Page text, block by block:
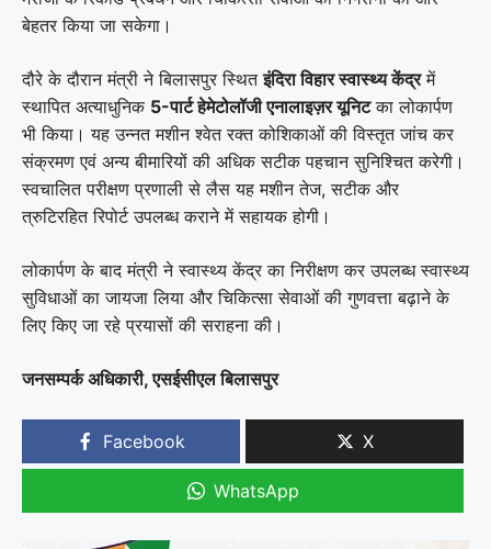
बेहतर किया जा सकेगा।
दौरे के दौरान मंत्री ने बिलासपुर स्थितइंदिरा विहार स्वास्थ्य केंद्रमें
स्थापित अत्याधुनिक 5-पार्ट हेमेटोलॉजी एनालाइज़र यूनिटका लोकार्पण
भी किया। यह उन्नत मशीन श्वेत रक्त कोशिकाओं की विस्तृत जांच कर
संक्रमण एवं अन्य बीमारियों की अधिक सटीक पहचान सुनिश्चित करेगी।
स्वचालित परीक्षण प्रणाली से लैस यह मशीन तेज, सटीक और
त्रुटिरहित रिपोर्ट उपलब्ध कराने में सहायक होगी।
लोकार्पण के बाद मंत्री ने स्वास्थ्य केंद्र का निरीक्षण कर उपलब्ध स्वास्थ्य
सुविधाओं का जायजा लिया और चिकित्सा सेवाओं की गुणवत्ता बढ़ाने के
लिए किए जा रहे प्रयासों की सराहना की।
जनसम्पर्क अधिकारी, एसईसीएल बिलासपुर
Facebook X
WhatsApp